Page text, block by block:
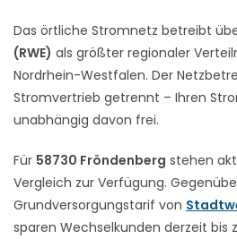
Das örtliche Stromnetz betreibt
(RWE) als größter regionaler
Nordrhein-Westfalen. Der
Stromvertrieb getrennt – Ihren
unabhängig davon frei.
Für 58730 Fröndenberg stehen
Vergleich zur Verfügung.
Grundversorgungstarif von
sparen Wechselkunden derzeit bis